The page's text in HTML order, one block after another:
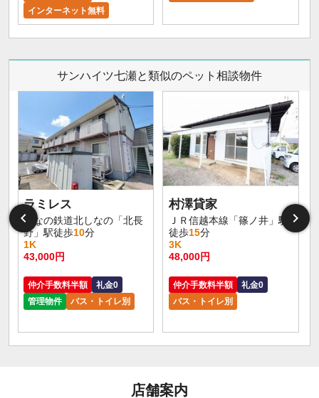
インターネット無料
サンハイツ七瀬と類似のペット相談物件
ラミレス
しなの鉄道北しなの「北長
野」駅徒歩10分
1K
43,000円
仲介手数料半額
礼金0
管理物件
バス・トイレ別
村澤貸家
ＪＲ信越本線「篠ノ井」駅
徒歩15分
3K
48,000円
仲介手数料半額
礼金0
バス・トイレ別
店舗案内